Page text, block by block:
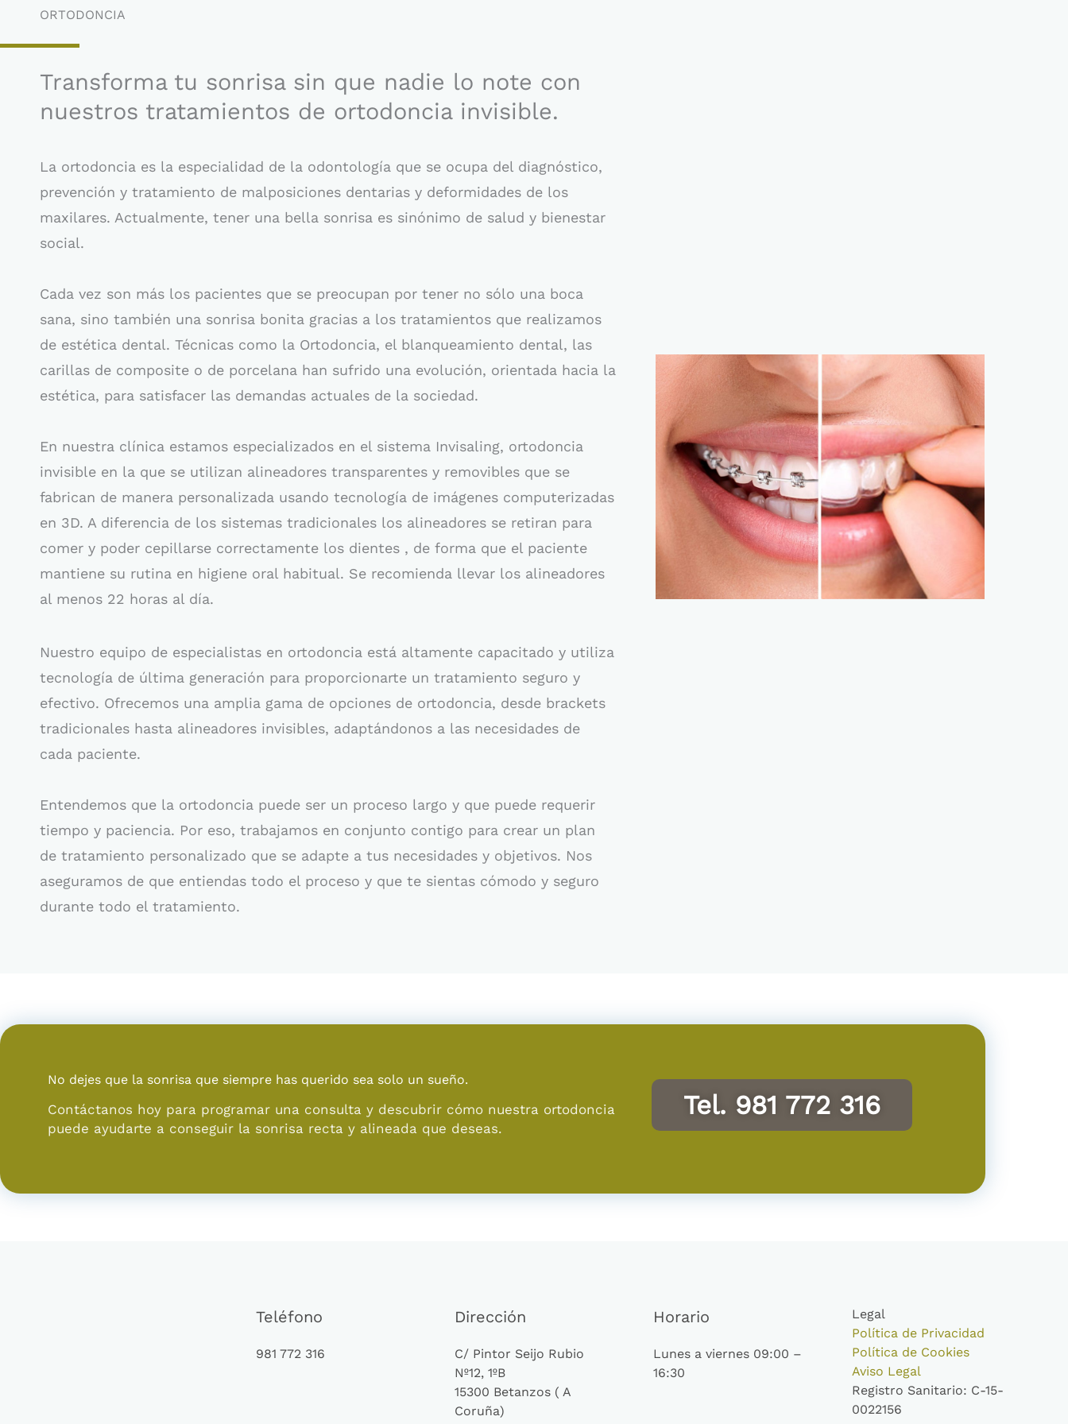
ORTODONCIA
Transforma tu sonrisa sin que nadie lo note con
nuestros tratamientos de ortodoncia invisible.
La ortodoncia es la especialidad de la odontología que se ocupa del diagnóstico,
prevención y tratamiento de malposiciones dentarias y deformidades de los
maxilares. Actualmente, tener una bella sonrisa es sinónimo de salud y bienestar
social.
Cada vez son más los pacientes que se preocupan por tener no sólo una boca
sana, sino también una sonrisa bonita gracias a los tratamientos que realizamos
de estética dental. Técnicas como la Ortodoncia, el blanqueamiento dental, las
carillas de composite o de porcelana han sufrido una evolución, orientada hacia la
estética, para satisfacer las demandas actuales de la sociedad.
En nuestra clínica estamos especializados en el sistema Invisaling, ortodoncia
invisible en la que se utilizan alineadores transparentes y removibles que se
fabrican de manera personalizada usando tecnología de imágenes computerizadas
en 3D. A diferencia de los sistemas tradicionales los alineadores se retiran para
comer y poder cepillarse correctamente los dientes , de forma que el paciente
mantiene su rutina en higiene oral habitual. Se recomienda llevar los alineadores
al menos 22 horas al día.
Nuestro equipo de especialistas en ortodoncia está altamente capacitado y utiliza
tecnología de última generación para proporcionarte un tratamiento seguro y
efectivo. Ofrecemos una amplia gama de opciones de ortodoncia, desde brackets
tradicionales hasta alineadores invisibles, adaptándonos a las necesidades de
cada paciente.
Entendemos que la ortodoncia puede ser un proceso largo y que puede requerir
tiempo y paciencia. Por eso, trabajamos en conjunto contigo para crear un plan
de tratamiento personalizado que se adapte a tus necesidades y objetivos. Nos
aseguramos de que entiendas todo el proceso y que te sientas cómodo y seguro
durante todo el tratamiento.
No dejes que la sonrisa que siempre has querido sea solo un sueño.
Contáctanos hoy para programar una consulta y descubrir cómo nuestra ortodoncia
puede ayudarte a conseguir la sonrisa recta y alineada que deseas.
Tel. 981 772 316
Teléfono
981 772 316
Dirección
C/ Pintor Seijo Rubio
Nº12, 1ºB
15300 Betanzos ( A
Coruña)
Horario
Lunes a viernes 09:00 –
16:30
Legal
Política de Privacidad
Política de Cookies
Aviso Legal
Registro Sanitario: C-15-
0022156